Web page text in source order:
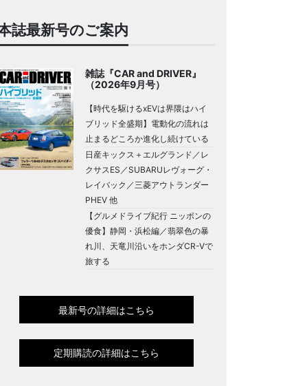
誌最新号のご案内
雑誌『CAR and DRIVER』
（2026年9月号）
【時代を駆けるxEVは界隈はハイ
ブリッド全盛期】電動化の流れは
止まるどころか進化し続けている
日産キックス＋エルグランド／レ
クサスES／SUBARUレヴォーグ・
レイバック／三菱アウトランダー
PHEV 他
【グルメドライブ紀行 ニッポンの
優食】静岡・浜松編／翡翠色の暴
れ川、天竜川沿いをホンダCR-Vで
旅する
最新号の詳細はこちら
定期購読の詳細はこちら